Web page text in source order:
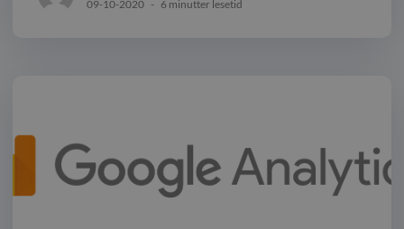
09-10-2020 - 6 minutter lesetid